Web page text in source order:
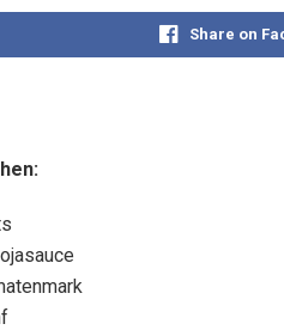
Share on